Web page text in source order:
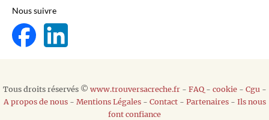
Nous suivre
Tous droits réservés © www.trouversacreche.fr- FAQ- cookie- Cgu -
A propos de nous- Mentions Légales- Contact- Partenaires- Ils nous
font confiance